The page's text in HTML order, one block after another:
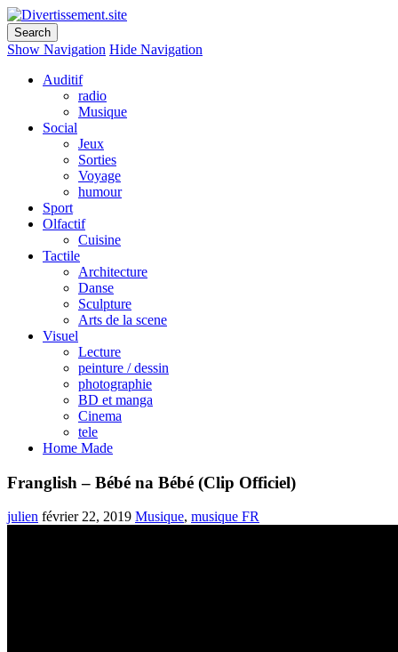
Amusez-vous
Show Navigation Hide Navigation
Auditif
radio
Musique
Social
Jeux
Sorties
Voyage
humour
Sport
Olfactif
Cuisine
Tactile
Architecture
Danse
Sculpture
Arts de la scene
Visuel
Lecture
peinture / dessin
photographie
BD et manga
Cinema
tele
Home Made
Franglish – Bébé na Bébé (Clip Officiel)
julien février 22, 2019 Musique, musique FR